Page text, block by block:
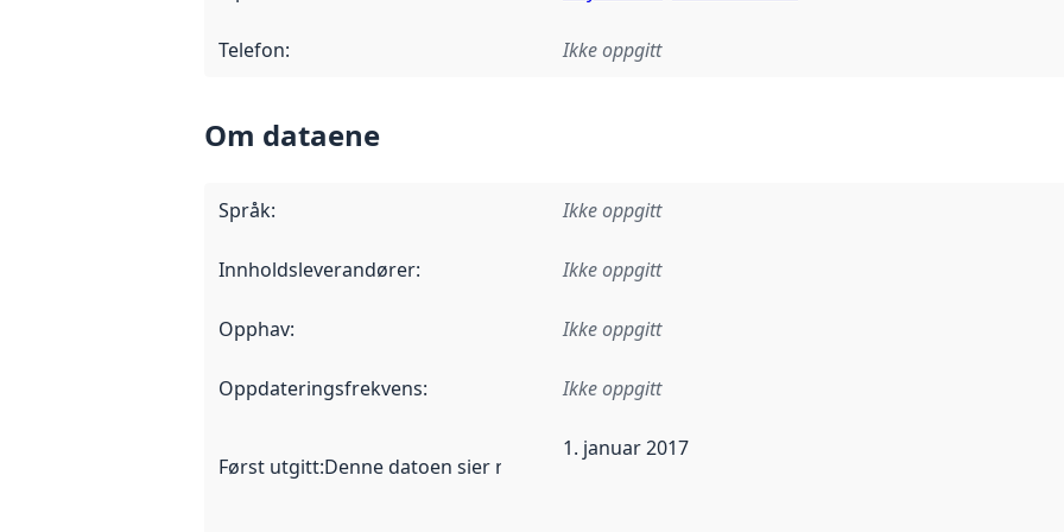
Telefon: Ikke oppgitt
Om dataene
Språk: Ikke oppgitt
Innholdsleverandører: Ikke oppgitt
Opphav: Ikke oppgitt
Oppdateringsfrekvens: Ikke oppgitt
Først utgitt:Denne datoen sier når dataene i dette datasettet første gang ble utgitt. Det kan
1. januar 2017